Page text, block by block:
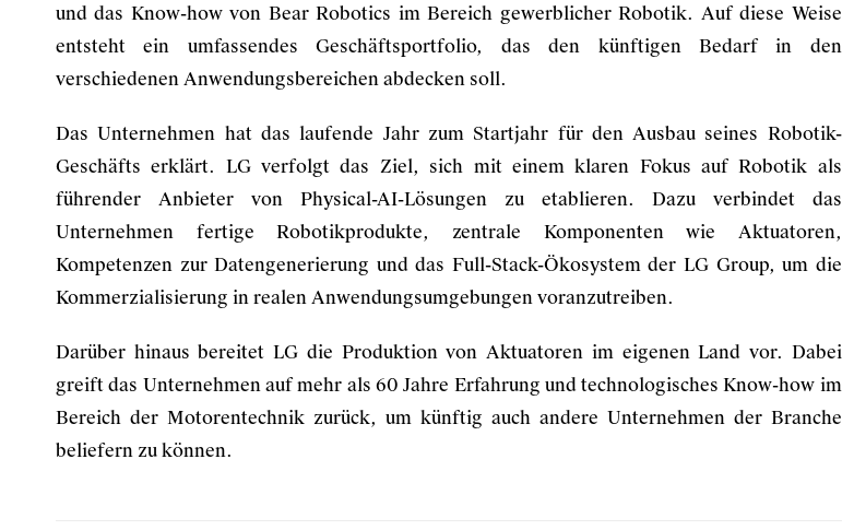
und das Know-how von Bear Robotics im Bereich gewerblicher Robotik. Auf diese Weise
entsteht ein umfassendes Geschäftsportfolio, das den künftigen Bedarf in den
verschiedenen Anwendungsbereichen abdecken soll.
Das Unternehmen hat das laufende Jahr zum Startjahr für den Ausbau seines Robotik-
Geschäfts erklärt. LG verfolgt das Ziel, sich mit einem klaren Fokus auf Robotik als
führender Anbieter von Physical-AI-Lösungen zu etablieren. Dazu verbindet das
Unternehmen fertige Robotikprodukte, zentrale Komponenten wie Aktuatoren,
Kompetenzen zur Datengenerierung und das Full-Stack-Ökosystem der LG Group, um die
Kommerzialisierung in realen Anwendungsumgebungen voranzutreiben.
Darüber hinaus bereitet LG die Produktion von Aktuatoren im eigenen Land vor. Dabei
greift das Unternehmen auf mehr als 60 Jahre Erfahrung und technologisches Know-how im
Bereich der Motorentechnik zurück, um künftig auch andere Unternehmen der Branche
beliefern zu können.